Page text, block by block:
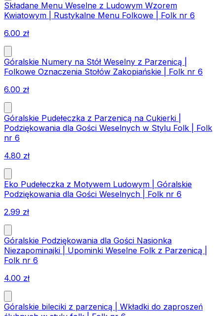
Składane Menu Weselne z Ludowym Wzorem
Kwiatowym | Rustykalne Menu Folkowe | Folk nr 6
6.00 zł
Góralskie Numery na Stół Weselny z Parzenicą |
Folkowe Oznaczenia Stołów Zakopiańskie | Folk nr 6
6.00 zł
Góralskie Pudełeczka z Parzenicą na Cukierki |
Podziękowania dla Gości Weselnych w Stylu Folk | Folk
nr 6
4.80 zł
Eko Pudełeczka z Motywem Ludowym | Góralskie
Podziękowania dla Gości Weselnych | Folk nr 6
2.99 zł
Góralskie Podziękowania dla Gości Nasionka
Niezapominajki | Upominki Weselne Folk z Parzenicą |
Folk nr 6
4.00 zł
Góralskie bileciki z parzenicą | Wkładki do zaproszeń